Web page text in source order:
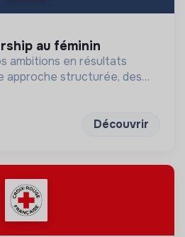
au féminin
ambitions en résultats
approche structurée, des
exercices de réflexion
Découvrir